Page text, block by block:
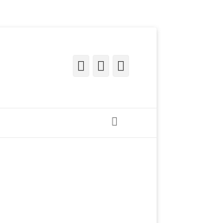
FacebookPinterest